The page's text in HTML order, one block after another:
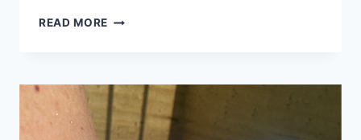
READ MORE JOUER